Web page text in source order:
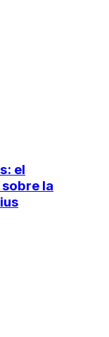
el
la